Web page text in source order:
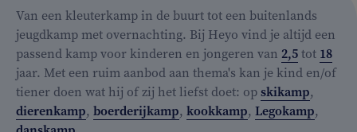
Van een kleuterkamp in de buurt tot een buitenlands
jeugdkamp met overnachting. Bij Heyo vind je altijd een
passend kamp voor kinderen en jongeren van 2,5tot 18
jaar. Met een ruim aanbod aan thema's kan je kind en/of
tiener doen wat hij of zij het liefst doet: opskikamp,
dierenkamp, boerderijkamp, kookkamp, Legokamp,